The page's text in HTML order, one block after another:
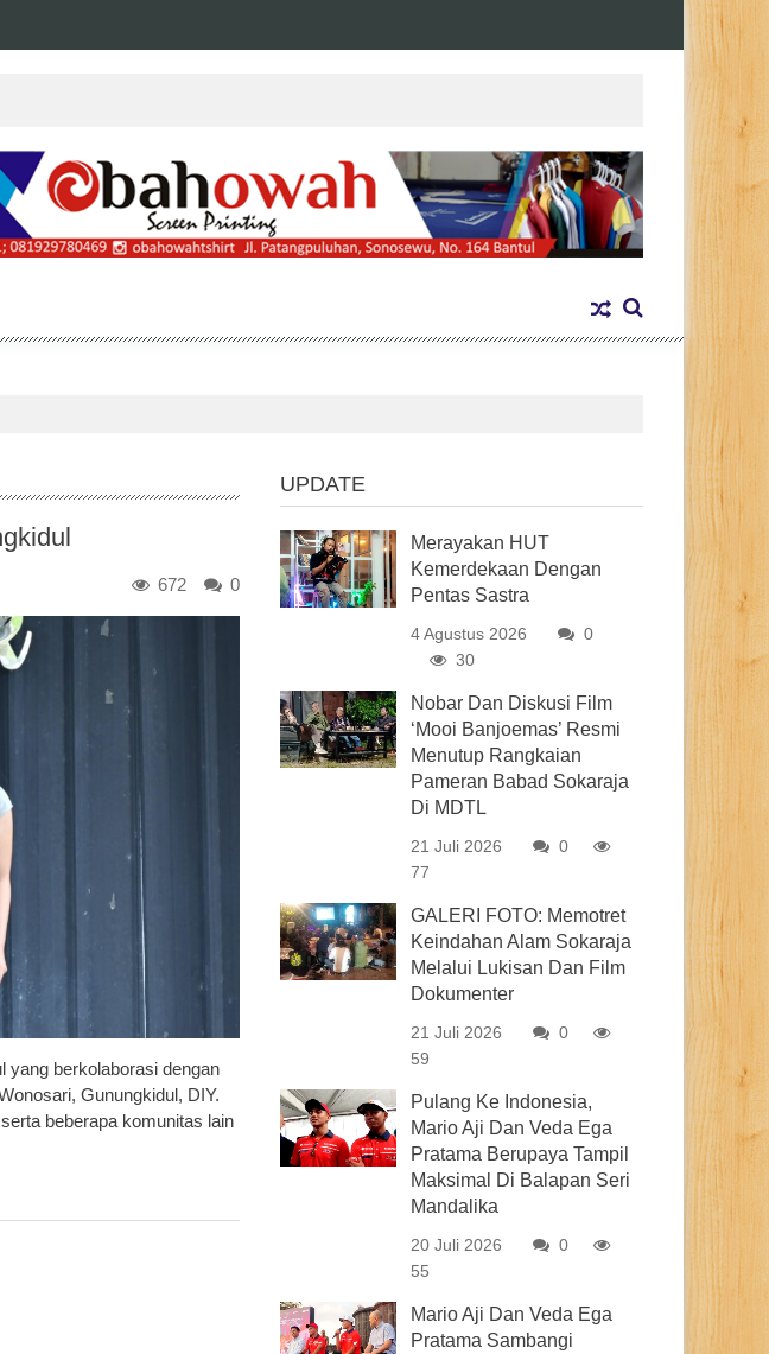
0
672
yang berkolaborasi dengan
Gunungkidul, DIY.
beberapa komunitas lain
UPDATE
Merayakan HUT
Kemerdekaan Dengan
Pentas Sastra
4 Agustus 2026
0
30
Nobar Dan Diskusi Film
‘Mooi Banjoemas’ Resmi
Menutup Rangkaian
Pameran Babad Sokaraja
Di MDTL
21 Juli 2026
0
77
GALERI FOTO: Memotret
Keindahan Alam Sokaraja
Melalui Lukisan Dan Film
Dokumenter
21 Juli 2026
0
59
Pulang Ke Indonesia,
Mario Aji Dan Veda Ega
Pratama Berupaya Tampil
Maksimal Di Balapan Seri
Mandalika
20 Juli 2026
0
55
Mario Aji Dan Veda Ega
Pratama Sambangi